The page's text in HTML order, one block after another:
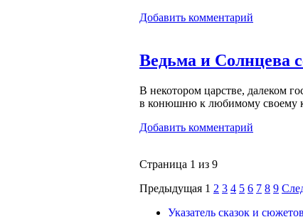
Добавить комментарий
Ведьма и Солнцева
В некотором царстве, далеком
в конюшню к любимому своему
Добавить комментарий
Страница 1 из 9
Предыдущая 1 2 3 4 5 6 7 8 9
Указатель сказок и сюжетов